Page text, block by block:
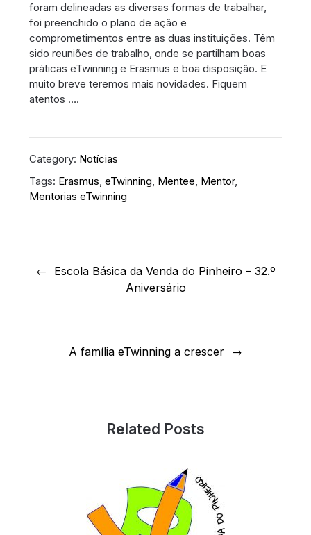
foram delineadas as diversas formas de trabalhar,
foi preenchido o plano de ação e
comprometimentos entre as duas instituições. Têm
sido reuniões de trabalho, onde se partilham boas
práticas eTwinning e Erasmus e boa disposição. E
muito breve teremos mais novidades. Fiquem
atentos ….
Category: Notícias
Tags: Erasmus ,eTwinning Mentee Mentor,
Mentorias eTwinning
Escola Básica da Venda do Pinheiro – 32.º
Aniversário
A família eTwinning a crescer
Related Posts